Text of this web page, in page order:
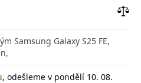
Samsung Galaxy S25 FE,
, odešleme v pondělí 10. 08.